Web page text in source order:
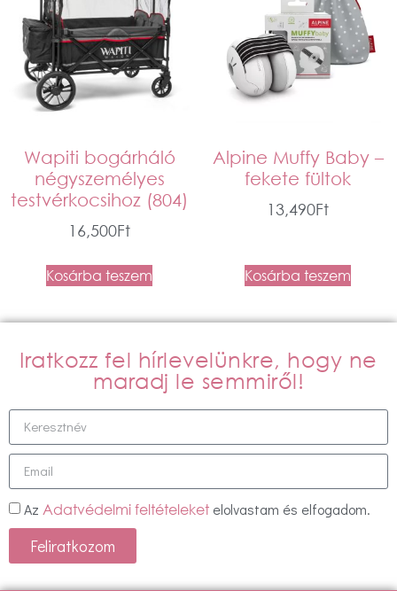
Wapiti bogárháló
négyszemélyes
testvérkocsihoz (804)
16,500Ft
Kosárba teszem
Alpine Muffy Baby –
fekete fültok
13,490Ft
Kosárba teszem
Iratkozz fel hírlevelünkre, hogy ne
maradj le semmiről!
Az Adatvédelmi feltételeket elolvastam és elfogadom.
Feliratkozom